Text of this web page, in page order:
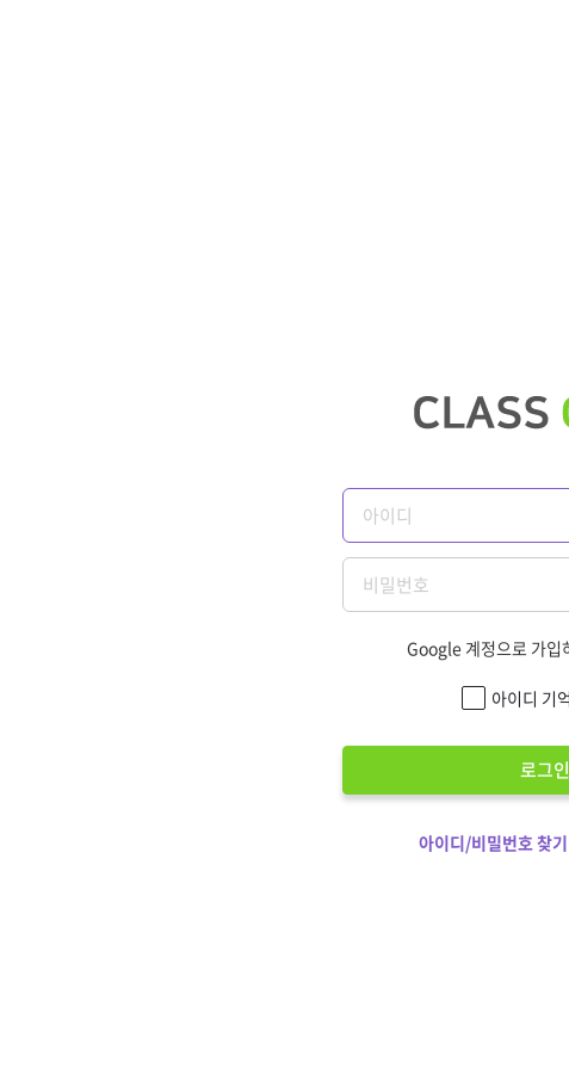
Google 계정으로 가입
아이디 기
로그인
아이디/비밀번호 찾기